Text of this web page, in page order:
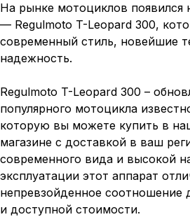
На рынке мотоциклов появился
— Regulmoto T-Leopard 300,
современный стиль, новейшие
надежность.
Regulmoto T-Leopard 300 –
популярного мотоцикла
которую вы можете купить в
магазине с доставкой в ваш
современного вида и высокой
эксплуатации этот аппарат
непревзойденное соотношение
и доступной стоимости.